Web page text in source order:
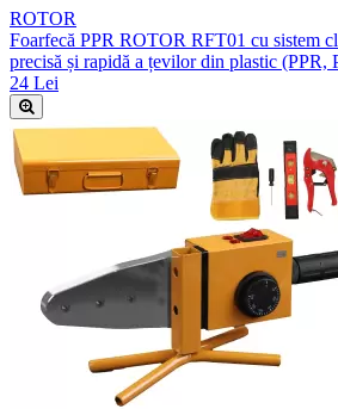
ROTOR
Foarfecă PPR ROTOR RFT01 cu sistem
precisă și rapidă a țevilor din plastic (PPR,
24 Lei